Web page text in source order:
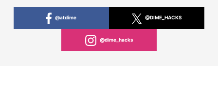
@atdime @DIME_HACKS
@dime_hacks